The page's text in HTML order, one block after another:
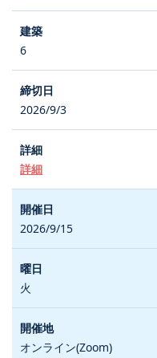
6
2026/9/3
詳細
2026/9/15
火
オンライン(Zoom)